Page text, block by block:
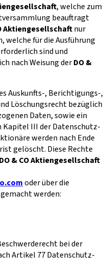
, welche zum
beauftragt
Aktiengesellschaftnur
welche für die Ausführung
sind und
nach Weisung derDO &
Auskunfts-, Berichtigungs-,
Löschungsrecht bezüglich
Daten, sowie ein
Kapitel III der Datenschutz-
werden nach Ende
gelöscht. Diese Rechte
DO & CO Aktiengesellschaft
oder über die
werden:
bei der
Artikel 77 Datenschutz-